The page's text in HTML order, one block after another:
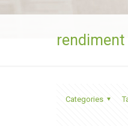
Categories